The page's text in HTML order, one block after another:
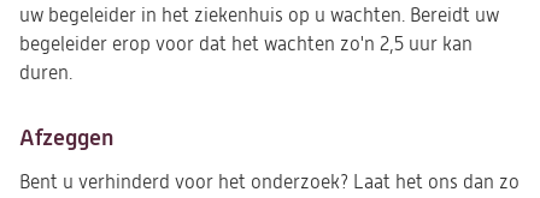
uw begeleider in het ziekenhuis op u wachten. Bereidt uw
begeleider erop voor dat het wachten zo'n 2,5 uur kan
duren.
Afzeggen
Bent u verhinderd voor het onderzoek? Laat het ons dan zo